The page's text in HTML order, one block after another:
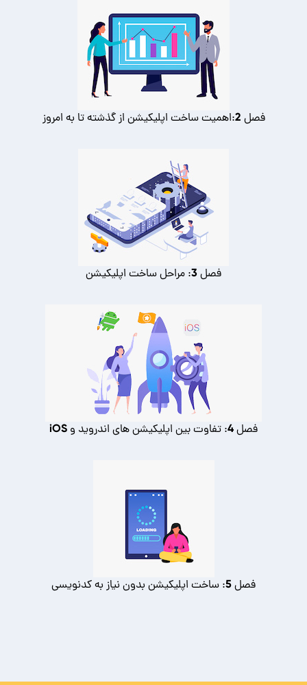
فصل 2:اهمیت ساخت اپلیکیشن از گذشته تا به امروز
فصل 3: مراحل ساخت اپلیکیشن
فصل 4: تفاوت بین اپلیکیشن های اندروید و iOS
فصل 5: ساخت اپلیکیشن بدون نیاز به کدنویسی